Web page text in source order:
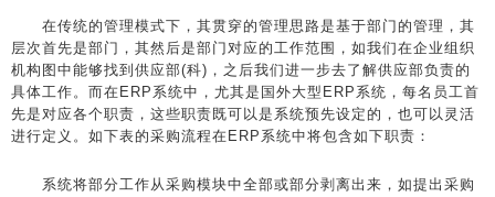
在传统的管理模式下，其贯穿的管理思路是基于部门的管理，其
层次首先是部门，其然后是部门对应的工作范围，如我们在企业组织
机构图中能够找到供应部(科)，之后我们进一步去了解供应部负责的
具体工作。而在ERP系统中，尤其是国外大型ERP系统，每名员工首
先是对应各个职责，这些职责既可以是系统预先设定的，也可以灵活
进行定义。如下表的采购流程在ERP系统中将包含如下职责：
系统将部分工作从采购模块中全部或部分剥离出来，如提出采购